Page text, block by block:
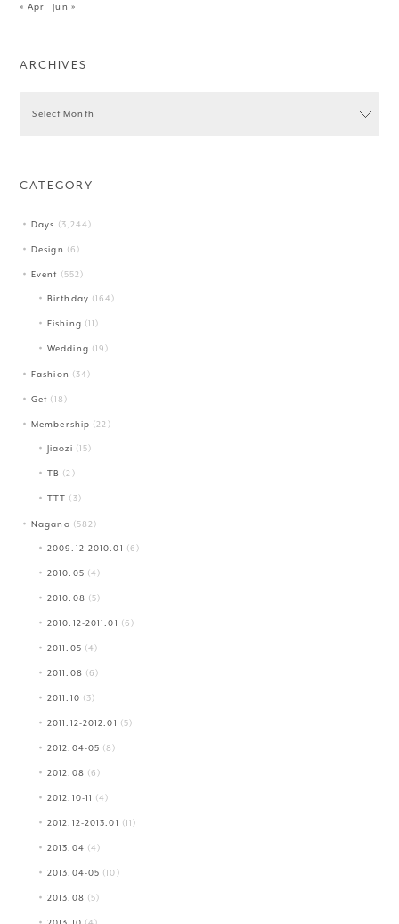
« Apr Jun »
ARCHIVES
CATEGORY
Days (3,244)
Design (6)
Event (552)
Birthday (164)
Fishing (11)
Wedding (19)
Fashion (34)
Get (18)
Membership (22)
Jiaozi (15)
TB (2)
TTT (3)
Nagano (582)
2009.12-2010.01 (6)
2010.05 (4)
2010.08 (5)
2010.12-2011.01 (6)
2011.05 (4)
2011.08 (6)
2011.10 (3)
2011.12-2012.01 (5)
2012.04-05 (8)
2012.08 (6)
2012.10-11 (4)
2012.12-2013.01 (11)
2013.04 (4)
2013.04-05 (10)
2013.08 (5)